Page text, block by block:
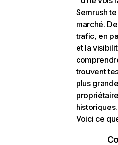
Semrush
marché.
trafic, en
et la
trouvent
plus
historiques.
Voici ce